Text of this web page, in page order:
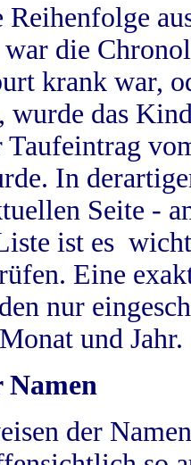
war die
krank war,
wurde das
Taufeintrag
In
Seite -
ist es
Eine
nur
und Jahr.
Namen
der